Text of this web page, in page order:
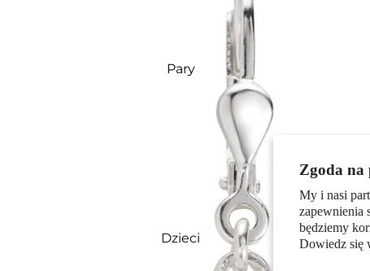
Zgoda na
My i nasi
zapewnienia
będziemy
Dowiedz się
Pary
Dzieci